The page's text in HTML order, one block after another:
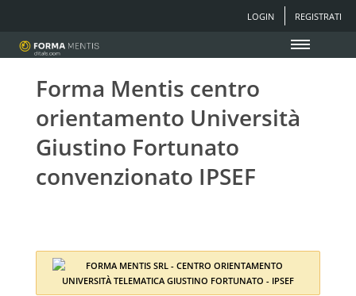
LOGIN REGISTRATI
Forma Mentis centro
orientamento Università
Giustino Fortunato
convenzionato IPSEF